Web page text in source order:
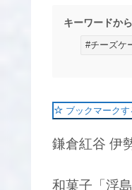
キーワードか
#チーズケ
ブックマークす
鎌倉紅谷 伊
和菓子「浮